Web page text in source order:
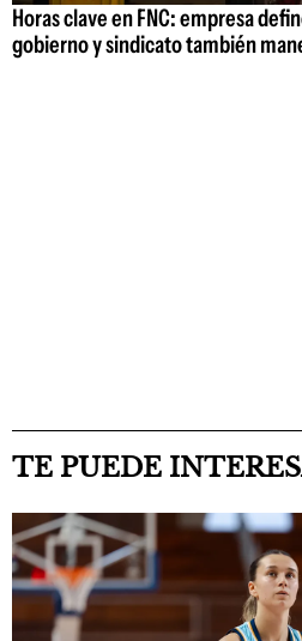
Horas clave en FNC: empresa
gobierno y sindicato también
TE PUEDE